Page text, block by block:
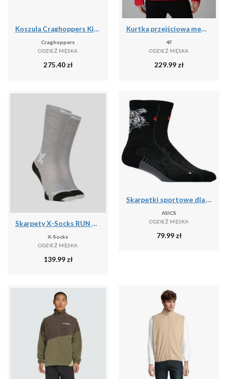
Koszula Craghoppers Kiwi
Craghoppers
ODZIEŻ MĘSKA
275.40zł
Kurtka przejściowa membrana 5000 męska 4F 4FWSS26TTJAM1120
4F
ODZIEŻ MĘSKA
229.99zł
Skarpety X-Socks RUN DISCOVER MERINO CREW G701
X-Socks
ODZIEŻ MĘSKA
139.99zł
Skarpetki sportowe dla dorosłych Performance Run Sock Crew
ASICS
ODZIEŻ MĘSKA
79.99zł